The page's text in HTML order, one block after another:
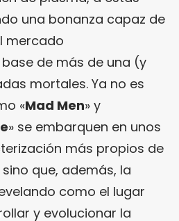
una bonanza capaz de
mercado
de más de una (y
mortales. Ya no es
«Mad Men» y
» se embarquen en unos
más propios de
que, además, la
como el lugar
y evolucionar la